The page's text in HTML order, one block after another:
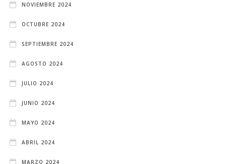
NOVIEMBRE 2024
OCTUBRE 2024
SEPTIEMBRE 2024
AGOSTO 2024
JULIO 2024
JUNIO 2024
MAYO 2024
ABRIL 2024
MARZO 2024